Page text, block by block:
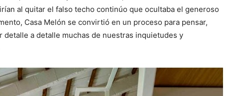
al quitar el falso techo continúo que ocultaba el generoso
Casa Melón se convirtió en un proceso para pensar,
detalle a detalle muchas de nuestras inquietudes y